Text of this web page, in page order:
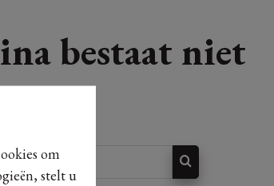
om
stelt u
bestaat niet